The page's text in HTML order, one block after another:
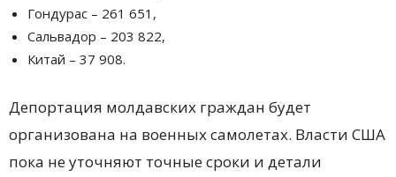
Гондурас – 261 651,
Сальвадор – 203 822,
Китай – 37 908.
Депортация молдавских граждан будет
организована на военных самолетах. Власти США
пока не уточняют точные сроки и детали